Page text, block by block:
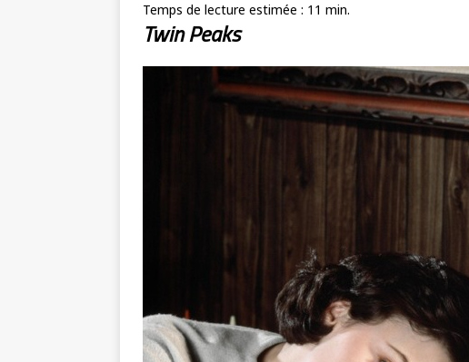
Temps de lecture estimée : 11 min.
Twin Peaks